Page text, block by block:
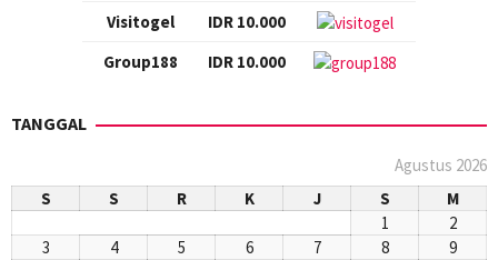
Visitogel
IDR 10.000
Group188
IDR 10.000
TANGGAL
Agustus 2026
S
S R K J S
M
1
2
3
4 5 6 7 8
9